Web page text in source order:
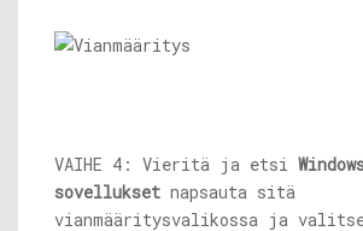
VAIHE 4: Vieritä ja etsi
sovellukset napsauta sitä
vianmääritysvalikossa ja